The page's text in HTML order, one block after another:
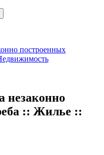
построенных
незаконно
:: Жилье ::